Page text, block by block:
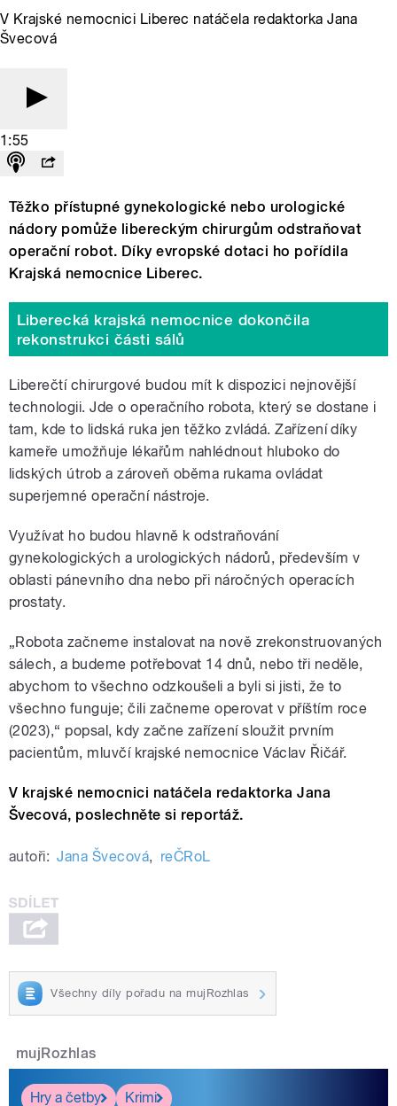
V Krajské nemocnici Liberec natáčela redaktorka Jana
Švecová
1:55
Těžko přístupné gynekologické nebo urologické
nádory pomůže libereckým chirurgům odstraňovat
operační robot. Díky evropské dotaci ho pořídila
Krajská nemocnice Liberec.
Liberecká krajská nemocnice dokončila
rekonstrukci části sálů
Liberečtí chirurgové budou mít k dispozici nejnovější
technologii. Jde o operačního robota, který se dostane i
tam, kde to lidská ruka jen těžko zvládá. Zařízení díky
kameře umožňuje lékařům nahlédnout hluboko do
lidských útrob a zároveň oběma rukama ovládat
superjemné operační nástroje.
Využívat ho budou hlavně k odstraňování
gynekologických a urologických nádorů, především v
oblasti pánevního dna nebo při náročných operacích
prostaty.
„Robota začneme instalovat na nově zrekonstruovaných
sálech, a budeme potřebovat 14 dnů, nebo tři neděle,
abychom to všechno odzkoušeli a byli si jisti, že to
všechno funguje; čili začneme operovat v příštím roce
(2023),“ popsal, kdy začne zařízení sloužit prvním
pacientům, mluvčí krajské nemocnice Václav Řičář.
V krajské nemocnici natáčela redaktorka Jana
Švecová, poslechněte si reportáž.
autoři: Jana Švecová, reČRoL
Všechny díly pořadu na mujRozhlas
mujRozhlas
Hry a četby Krimi